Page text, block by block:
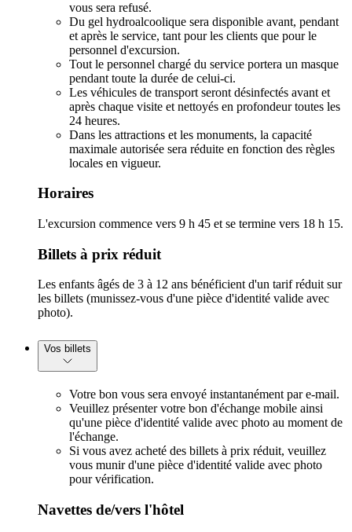
vous sera refusé.
Du gel hydroalcoolique sera disponible avant, pendant
et après le service, tant pour les clients que pour le
personnel d'excursion.
Tout le personnel chargé du service portera un masque
pendant toute la durée de celui-ci.
Les véhicules de transport seront désinfectés avant et
après chaque visite et nettoyés en profondeur toutes les
24 heures.
Dans les attractions et les monuments, la capacité
maximale autorisée sera réduite en fonction des règles
locales en vigueur.
Horaires
L'excursion commence vers 9 h 45 et se termine vers 18 h 15.
Billets à prix réduit
Les enfants âgés de 3 à 12 ans bénéficient d'un tarif réduit sur
les billets (munissez-vous d'une pièce d'identité valide avec
photo).
Vos billets
Votre bon vous sera envoyé instantanément par e-mail.
Veuillez présenter votre bon d'échange mobile ainsi
qu'une pièce d'identité valide avec photo au moment de
l'échange.
Si vous avez acheté des billets à prix réduit, veuillez
vous munir d'une pièce d'identité valide avec photo
pour vérification.
Navettes de/vers l'hôtel